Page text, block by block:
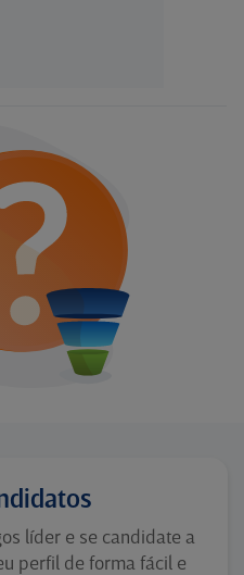
líder e se candidate a
perfil de forma fácil e